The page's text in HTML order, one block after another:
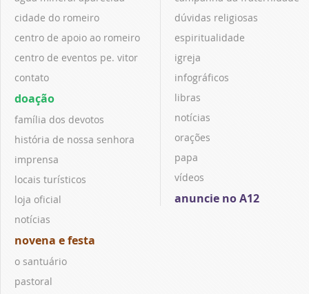
cidade do romeiro
centro de apoio ao romeiro
centro de eventos pe. vitor
contato
doação
família dos devotos
história de nossa senhora
imprensa
locais turísticos
loja oficial
notícias
novena e festa
o santuário
pastoral
dúvidas religiosas
espiritualidade
igreja
infográficos
libras
notícias
orações
papa
vídeos
anuncie no A12